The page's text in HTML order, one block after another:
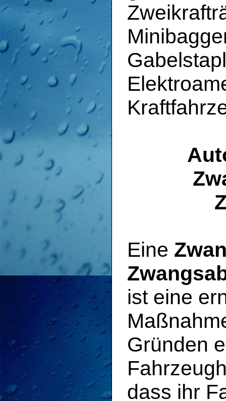
Eine
ist eine
Gründen
dass ihr